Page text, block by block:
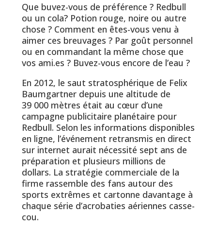
Que buvez-vous de préférence ? Redbull
ou un cola? Potion rouge, noire ou autre
chose ? Comment en êtes-vous venu à
aimer ces breuvages ? Par goût personnel
ou en commandant la même chose que
vos ami.es ? Buvez-vous encore de l’eau ?
En 2012, le saut stratosphérique de Felix
Baumgartner depuis une altitude de
39 000 mètres était au cœur d’une
campagne publicitaire planétaire pour
Redbull. Selon les informations disponibles
en ligne, l’événement retransmis en direct
sur internet aurait nécessité sept ans de
préparation et plusieurs millions de
dollars. La stratégie commerciale de la
firme rassemble des fans autour des
sports extrêmes et cartonne davantage à
chaque série d’acrobaties aériennes casse-
cou.